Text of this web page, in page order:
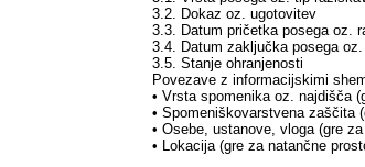
3.2. Dokaz oz. ugotovitev
3.3. Datum pričetka posega oz.
3.4. Datum zaključka posega
3.5. Stanje ohranjenosti
Povezave z informacijskimi
• Vrsta spomenika oz. najdišča
• Spomeniškovarstvena zaščita
• Osebe, ustanove, vloga (gre
• Lokacija (gre za natančne